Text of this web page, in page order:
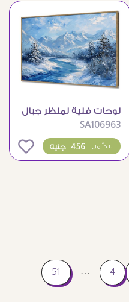
لوحات فنية لمنظر جبال
شتوية ساحرة
SA106963
456 جنيه يبدأ من
4
…
51